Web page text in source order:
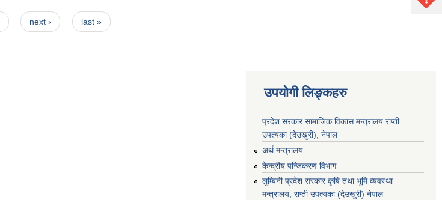
next › last »
उपयोगी लिङ्कहरु
प्रदेश सरकार सामाजिक विकास मन्‍‍त्रालय राप्ती
उपत्यका (देउखुरी), नेपाल
अर्थ मन्त्रालय
केन्द्रीय पन्जिकरण विभाग
लुम्बिनी प्रदेश सरकार कृषि तथा भूमि व्यवस्था
मन्त्रालय, राप्ती उपत्यका (देउखुरी) नेपाल